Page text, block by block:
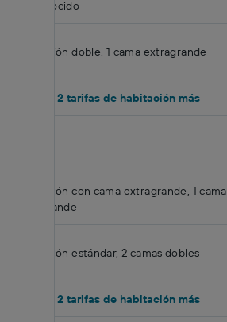
desconocido
Habitación doble, 1 cama extragrande
Mostrar 2 tarifas de habitación más
Habitación con cama extragrande, 1 cama
extragrande
Habitación estándar, 2 camas dobles
Mostrar 2 tarifas de habitación más